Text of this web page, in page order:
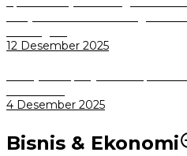
12 Desember 2025
4 Desember 2025
Bisnis & Ekonomi